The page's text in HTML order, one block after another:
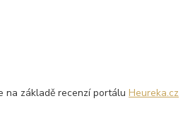
na základě recenzí portáluHeureka.cz